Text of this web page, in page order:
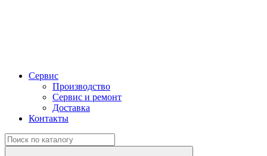
Сервис
Производство
Сервис и ремонт
Доставка
Контакты